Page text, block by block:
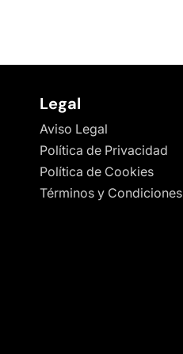
Legal
Aviso Legal
Política de Privacidad
Política de Cookies
Términos y Condiciones